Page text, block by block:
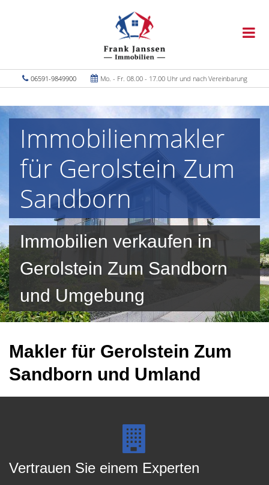
06591-9849900 Mo. - Fr. 08.00 - 17.00 Uhr und nach Vereinbarung
Immobilienmakler
für Gerolstein Zum
Sandborn
Immobilien verkaufen in
Gerolstein Zum Sandborn
und Umgebung
Makler für Gerolstein Zum
Sandborn und Umland
Vertrauen Sie einem Experten